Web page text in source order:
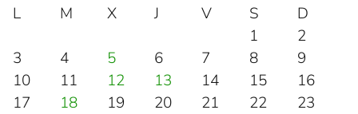
L
M X J V S
D
1
2
3
4 5 6 7 8
9
10
11 12 13 14 15
16
17
18 19 20 21 22
23